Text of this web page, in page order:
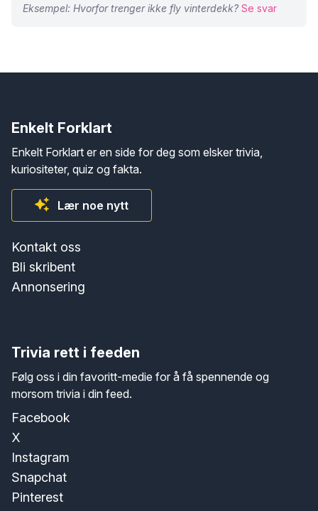
Eksempel: Hvorfor trenger ikke fly vinterdekk? Se svar
Enkelt Forklart
Enkelt Forklart er en side for deg som elsker trivia,
kuriositeter, quiz og fakta.
Lær noe nytt
Kontakt oss
Bli skribent
Annonsering
Trivia rett i feeden
Følg oss i din favoritt-medie for å få spennende og
morsom trivia i din feed.
Facebook
X
Instagram
Snapchat
Pinterest